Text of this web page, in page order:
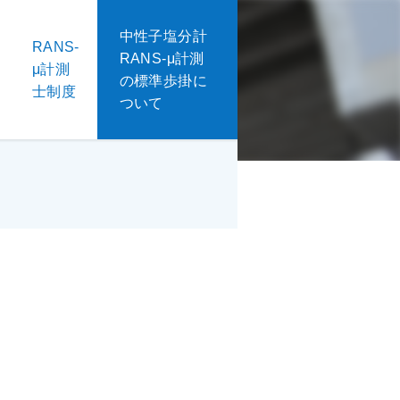
RANS-
μ計測
士制度
中性子塩分計
RANS-μ計測
の標準歩掛に
ついて